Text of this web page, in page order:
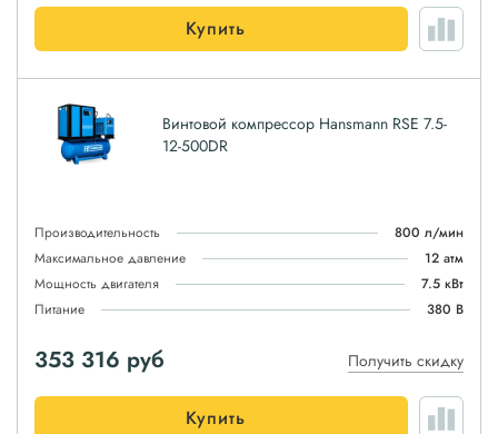
Купить
Винтовой компрессор Hansmann RSE 7.5-
12-500DR
Производительность
800 л/мин
Максимальное давление
12 атм
Мощность двигателя
7.5 кВт
Питание
380 В
353 316 руб Получить скидку
Купить